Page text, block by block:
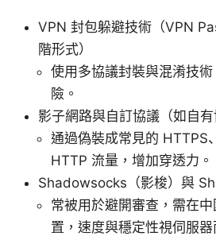
VPN 封包躲避技術（VPN
階形式）
使用多協議封裝與混淆技
險。
影子網路與自訂協議（如自有
通過偽裝成常見的
HTTP 流量，增加穿透力。
Shadowsocks（影梭）與
常被用於避開審查，需在
置，速度與穩定性視伺服器